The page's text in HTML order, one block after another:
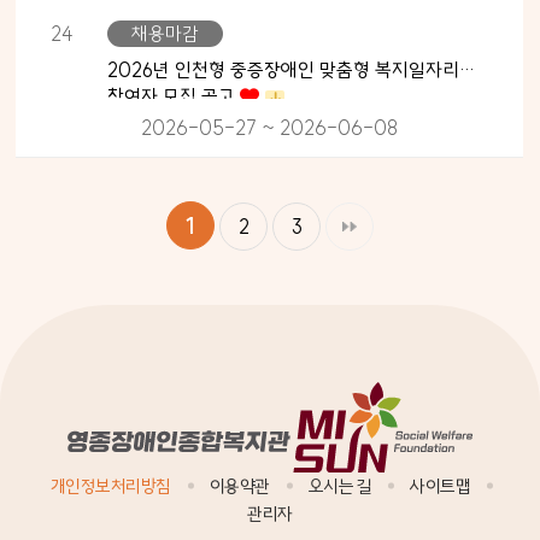
24
채용마감
2026년 인천형 중증장애인 맞춤형 복지일자리
참여자 모집 공고
2026-05-27 ~ 2026-06-08
1 2 3
개인정보처리방침 이용약관 오시는 길
사이트맵
관리자